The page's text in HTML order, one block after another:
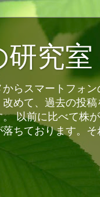
究室
らスマートフォ
めて、過去の投
以前に比べて株
ちております。